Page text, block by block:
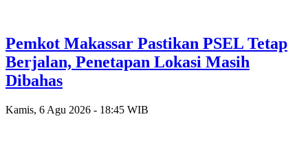
Pemkot Makassar Pastikan PSEL Tetap
Berjalan, Penetapan Lokasi Masih
Dibahas
Kamis, 6 Agu 2026 - 18:45 WIB